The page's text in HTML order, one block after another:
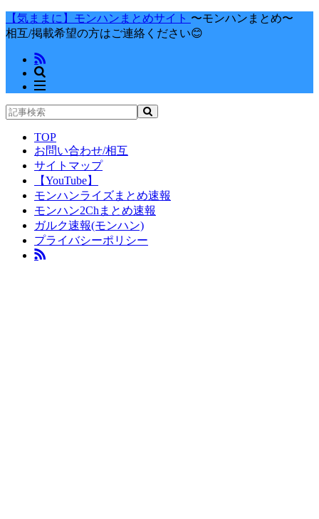
【気ままに】モンハンまとめサイト 〜モンハンまとめ〜
相互/掲載希望の方はご連絡ください😊
TOP
お問い合わせ/相互
サイトマップ
【YouTube】
モンハンライズまとめ速報
モンハン2Chまとめ速報
ガルク速報(モンハン)
プライバシーポリシー